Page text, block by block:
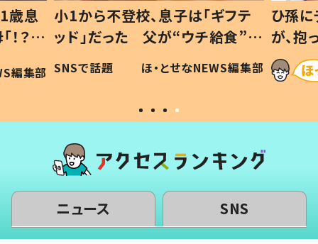
歳息
？」
編集部
小1から不登校、息子は「ギフテ
ッド」だった 父が“ウチ給食”を
作り続ける理由とは #令和の親
#令和の子
SNSで話題 ほ・とせなNEWS編集部
ひ孫
が、
「涙が
い」
ニュース SNS